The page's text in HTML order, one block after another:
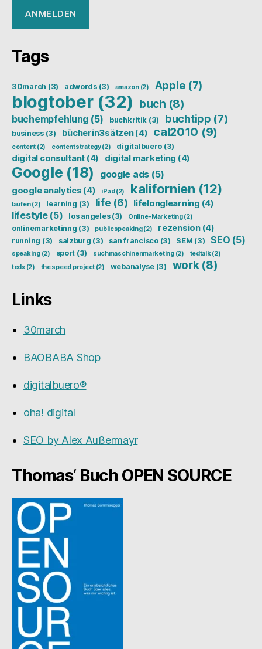
Tags
30march (3) adwords(3) amazon(2) Apple (7)
blogtober(32) buch (8)
buchempfehlung (5) buchkritik (3) buchtipp (7)
business(3) bücherin3sätzen(4) cal2010 (9)
content (2) contentstrategy(2) digitalbuero (3)
digital consultant (4) digital marketing (4)
Google (18) google ads (5)
google analytics (4) iPad (2) kalifornien (12)
laufen(2) learning (3) life (6) lifelonglearning (4)
lifestyle(5) los angeles(3) Online-Marketing(2)
onlinemarketinng (3) publicspeaking(2) rezension(4)
running (3) salzburg (3) san francisco(3) SEM (3) SEO (5)
speaking(2) sport (3) suchmaschinenmarketing(2) tedtalk(2)
tedx(2) the speed project (2) webanalyse(3) work(8)
Links
30march
BAOBABA Shop
digitalbuero®
oha! digital
SEO by Alex Außermayr
Thomas‘ Buch OPEN SOURCE